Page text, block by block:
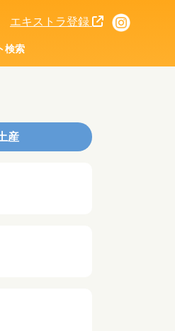
エキストラ登録
検索
産